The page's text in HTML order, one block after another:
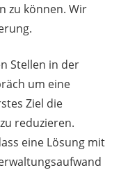
zu können. Wir
Stellen in der
um eine
Ziel die
reduzieren.
eine Lösung mit